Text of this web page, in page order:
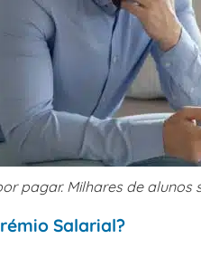
pagar. Milhares de
Salarial?